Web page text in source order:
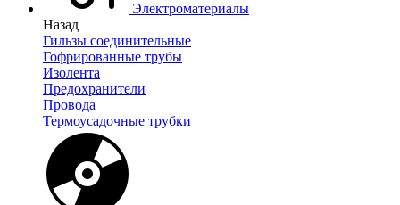
Электроматериалы
Назад
Гильзы соединительные
Гофрированные трубы
Изолента
Предохранители
Провода
Термоусадочные трубки